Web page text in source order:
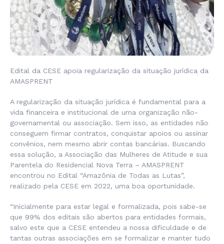
Edital da CESE apoia regularização da situação jurídica da
AMASPRENT
A regularização da situação jurídica é fundamental para a
vida financeira e institucional de uma organização não-
governamental ou associação. Sem isso, as entidades não
conseguem firmar contratos, conquistar apoios ou assinar
convênios, nem mesmo abrir contas bancárias. Buscando
essa solução, a Associação das Mulheres de Atitude e sua
Parentela do Residencial Nova Terra – AMASPRENT
encontrou no Edital “Amazônia de Todas as Lutas”,
realizado pela CESE em 2022, uma boa oportunidade.
“Inicialmente para estar legal e formalizada, pois sabe-se
que 99% dos editais são abertos para entidades formais,
salvo este que a CESE entendeu a nossa dificuldade e de
tantas outras associações em se formalizar e manter tudo